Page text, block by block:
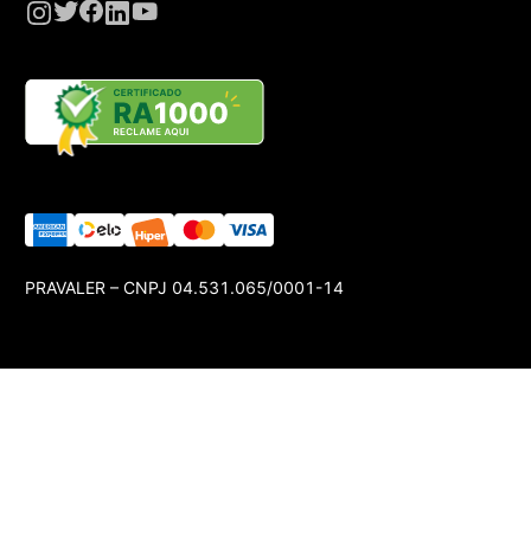
PRAVALER – CNPJ 04.531.065/0001-14